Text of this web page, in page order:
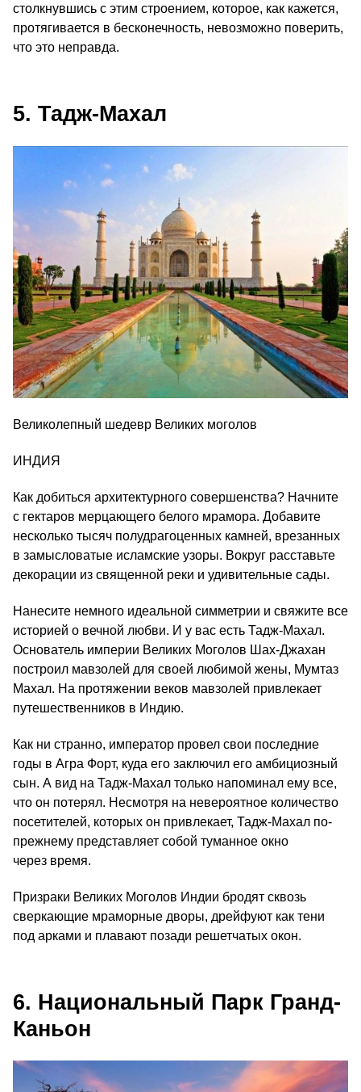
столкнувшись с этим строением, которое, как кажется,
протягивается в бесконечность, невозможно поверить,
что это неправда.
5. Тадж-Махал
Великолепный шедевр Великих моголов
ИНДИЯ
Как добиться архитектурного совершенства? Начните
с гектаров мерцающего белого мрамора. Добавите
несколько тысяч полудрагоценных камней, врезанных
в замысловатые исламские узоры. Вокруг расставьте
декорации из священной реки и удивительные сады.
Нанесите немного идеальной симметрии и свяжите все
историей о вечной любви. И у вас есть Тадж-Махал.
Основатель империи Великих Моголов Шах-Джахан
построил мавзолей для своей любимой жены, Мумтаз
Махал. На протяжении веков мавзолей привлекает
путешественников в Индию.
Как ни странно, император провел свои последние
годы в Агра Форт, куда его заключил его амбициозный
сын. А вид на Тадж-Махал только напоминал ему все,
что он потерял. Несмотря на невероятное количество
посетителей, которых он привлекает, Тадж-Махал по-
прежнему представляет собой туманное окно
через время.
Призраки Великих Моголов Индии бродят сквозь
сверкающие мраморные дворы, дрейфуют как тени
под арками и плавают позади решетчатых окон.
6. Национальный Парк Гранд-
Каньон